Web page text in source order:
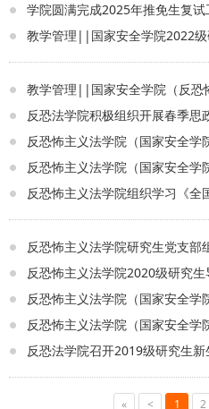
学院圆满完成2025年推免生复试
反恐法学院积极组织开展春季思
反恐怖主义法学院2020级研究
反恐法学院召开2019级研究生新
« < 1 2